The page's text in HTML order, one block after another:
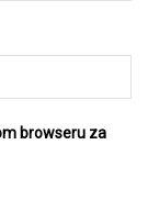
browseru za